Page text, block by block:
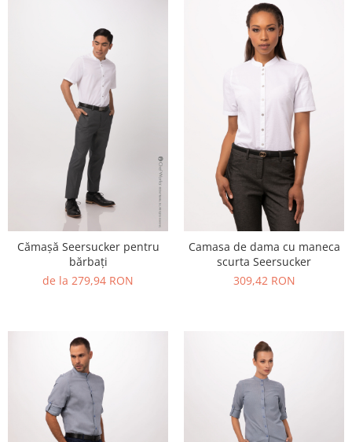
Cămașă Seersucker pentru
bărbați
de la 279,94 RON
Camasa de dama cu maneca
scurta Seersucker
309,42 RON